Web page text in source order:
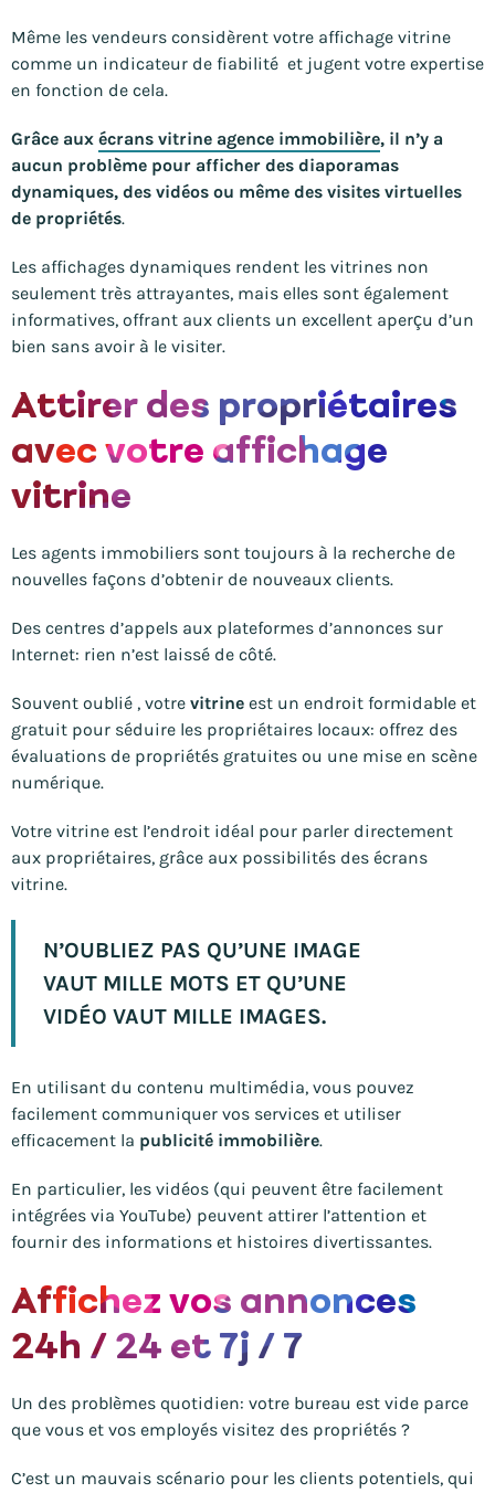
Même les vendeurs considèrent votre affichage vitrine
comme un indicateur de fiabilité et jugent votre expertise
en fonction de cela.
Grâce aux écrans vitrine agence immobilière, il n’y a
aucun problème pour afficher des diaporamas
dynamiques, des vidéos ou même des visites virtuelles
de propriétés.
Les affichages dynamiques rendent les vitrines non
seulement très attrayantes, mais elles sont également
informatives, offrant aux clients un excellent aperçu d’un
bien sans avoir à le visiter.
Attirer des propriétaires
avec votre affichage
vitrine
Les agents immobiliers sont toujours à la recherche de
nouvelles façons d’obtenir de nouveaux clients.
Des centres d’appels aux plateformes d’annonces sur
Internet: rien n’est laissé de côté.
Souvent oublié , votre vitrine est un endroit formidable et
gratuit pour séduire les propriétaires locaux: offrez des
évaluations de propriétés gratuites ou une mise en scène
numérique.
Votre vitrine est l’endroit idéal pour parler directement
aux propriétaires, grâce aux possibilités des écrans
vitrine.
N’OUBLIEZ PAS QU’UNE IMAGE
VAUT MILLE MOTS ET QU’UNE
VIDÉO VAUT MILLE IMAGES.
En utilisant du contenu multimédia, vous pouvez
facilement communiquer vos services et utiliser
efficacement la publicité immobilière.
En particulier, les vidéos (qui peuvent être facilement
intégrées via YouTube) peuvent attirer l’attention et
fournir des informations et histoires divertissantes.
Affichez vos annonces
24h / 24 et 7j / 7
Un des problèmes quotidien: votre bureau est vide parce
que vous et vos employés visitez des propriétés ?
C’est un mauvais scénario pour les clients potentiels, qui